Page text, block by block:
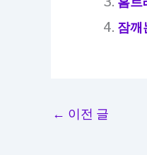
잠깨
← 이전 글